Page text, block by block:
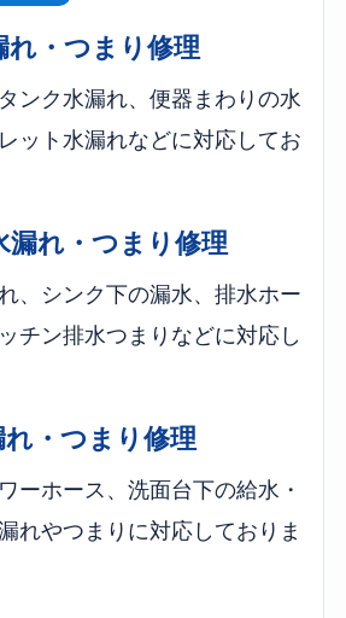
れ・つまり修理
ンク水漏れ、便器まわりの水
ット水漏れなどに対応してお
漏れ・つまり修理
、シンク下の漏水、排水ホー
チン排水つまりなどに対応し
・つまり修理
ーホース、洗面台下の給水・
れやつまりに対応しておりま